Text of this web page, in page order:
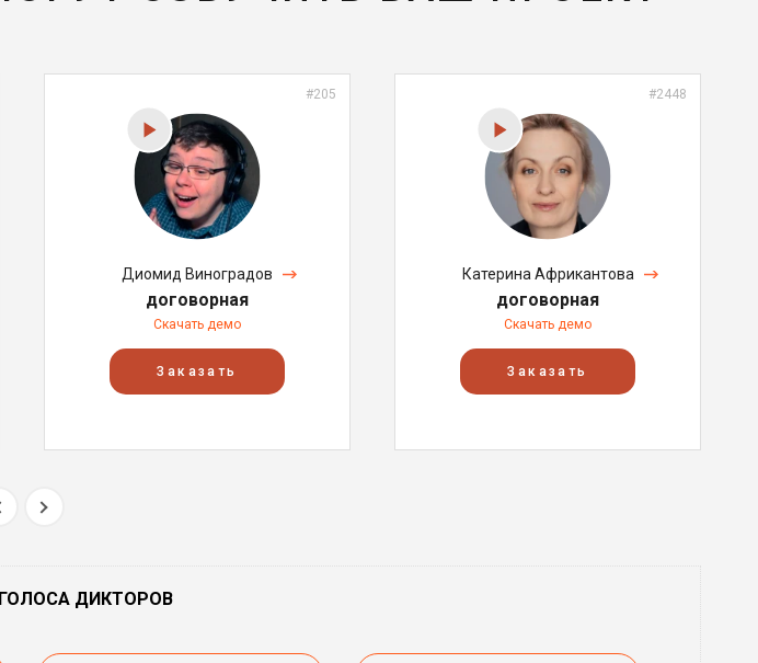
#205
Диомид Виноградов
договорная
Скачать демо
Заказать
#2448
Катерина Африкантова
договорная
Скачать демо
Заказать
ДИКТОРОВ